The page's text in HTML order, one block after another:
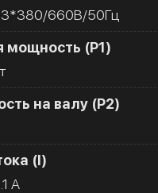
3*380/660В/50Гц
мощность (Р1)
на валу (Р2)
(I)
A